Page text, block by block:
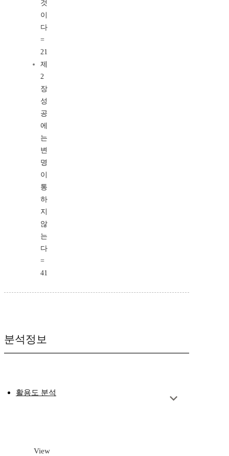
것
이
다
=
21
제
2
장
성
공
에
는
변
명
이
통
하
지
않
는
다
=
41
분석정보
활용도 분석
View